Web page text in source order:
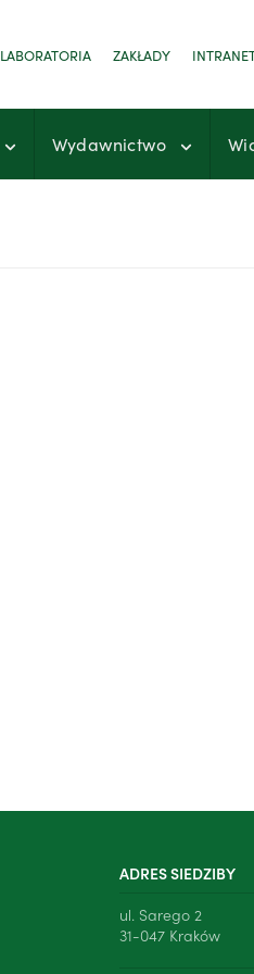
LABORATORIA ZAKŁADY
Wydawnictwo
ADRES SIEDZIBY
ul. Sarego 2
31-047 Kraków